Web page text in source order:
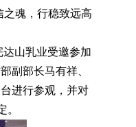
之魂，行稳致远高
山乳业受邀参加
副部长马有祥、
进行参观，并对
。